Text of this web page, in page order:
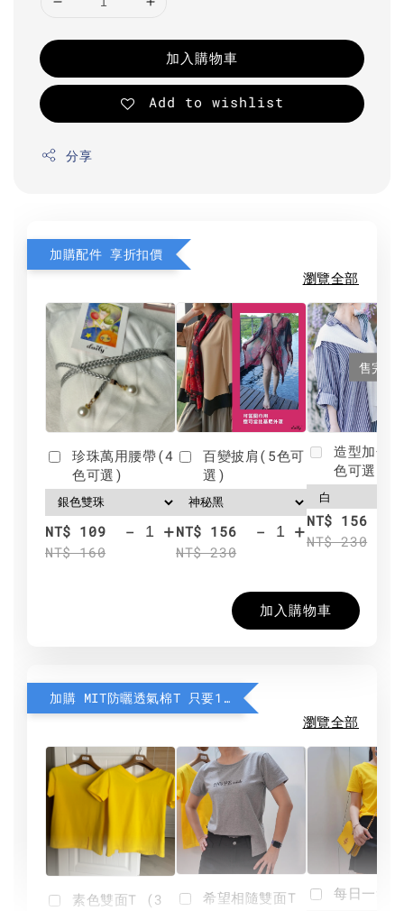
加入購物車
Add to wishlist
分享
加購配件 享折扣價
瀏覽全部
珍珠萬用腰帶(4
色可選)
NT$ 109
NT$ 160
- +
百變披肩(5色可
選)
NT$ 156
NT$ 230
- +
售完
造型加分
色可選)
NT$ 156
NT$ 230
加入購物車
加購 MIT防曬透氣棉T 只要190元
瀏覽全部
素色雙面T (3
希望相隨雙面T 每日一笑